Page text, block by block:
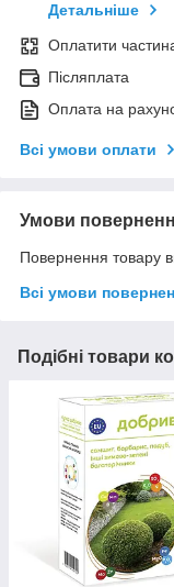
Детальніше
Оплатити
Післяплата
Оплата на
Всі умови оплати
Умови
Повернення товару
Всі умови
Подібні товари